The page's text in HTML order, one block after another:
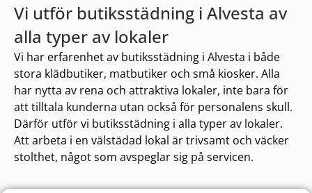
Vi utför butiksstädning i Alvesta av
alla typer av lokaler
Vi har erfarenhet av butiksstädning i Alvesta i både
stora klädbutiker, matbutiker och små kiosker. Alla
har nytta av rena och attraktiva lokaler, inte bara för
att tilltala kunderna utan också för personalens skull.
Därför utför vi butiksstädning i alla typer av lokaler.
Att arbeta i en välstädad lokal är trivsamt och väcker
stolthet, något som avspeglar sig på servicen.